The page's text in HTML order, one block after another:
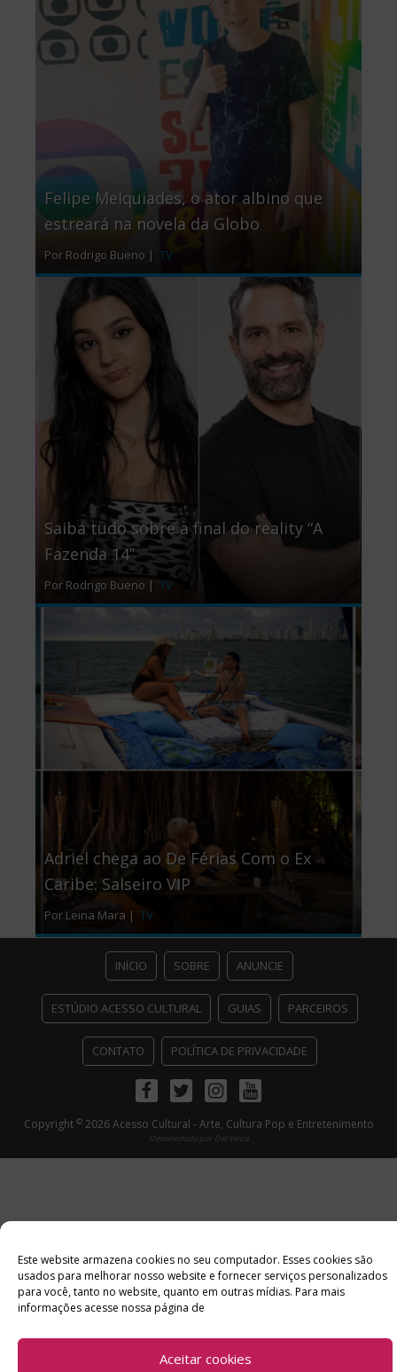
Este website armazena cookies no seu computador. Esses cookies são
usados ​​para melhorar nosso website e fornecer serviços personalizados
para você, tanto no website, quanto em outras mídias. Para mais
informações acesse nossa página de
Aceitar cookies
Felipe Melquiades, o ator albino que
estreará na novela da Globo
Por Rodrigo Bueno | TV
Saiba tudo sobre a final do reality “A
Fazenda 14”
Por Rodrigo Bueno | TV
Adriel chega ao De Férias Com o Ex
Caribe: Salseiro VIP
Por Leina Mara | TV
INÍCIO SOBRE ANUNCIE
ESTÚDIO ACESSO CULTURAL GUIAS PARCEIROS
CONTATO POLÍTICA DE PRIVACIDADE
FacebookTwitterInstagramYoutube
Copyright ©2026 Acesso Cultural - Arte, Cultura Pop e Entretenimento
Desenvolvido por Del Vieira